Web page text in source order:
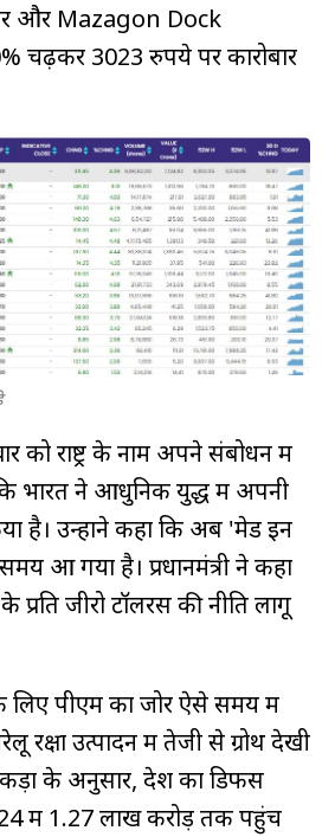
और Mazagon Dock
चढ़कर 3023 रुपये पर कारोबार
को राष्ट्र के नाम अपने संबोधन में
भारत ने आधुनिक युद्ध में अपनी
है। उन्होंने कहा कि अब 'मेड इन
समय आ गया है। प्रधानमंत्री ने कहा
जीरो टॉलरेंस की नीति लागू
लिए पीएम का जोर ऐसे समय में
उत्पादन में तेजी से ग्रोथ देखी
के अनुसार, देश का डिफेंस
24 में ₹1.27 लाख करोड़ तक पहुंच